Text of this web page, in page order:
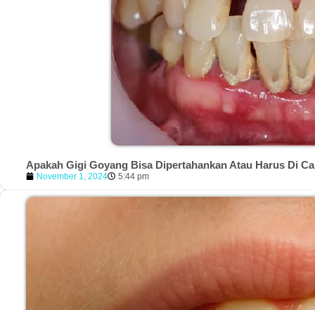
Apakah Gigi Goyang Bisa Dipertahankan Atau Harus Di
November 1, 2024 5:44 pm